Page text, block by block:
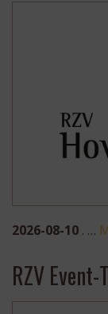
2026-08-10 . …
RZV Event-